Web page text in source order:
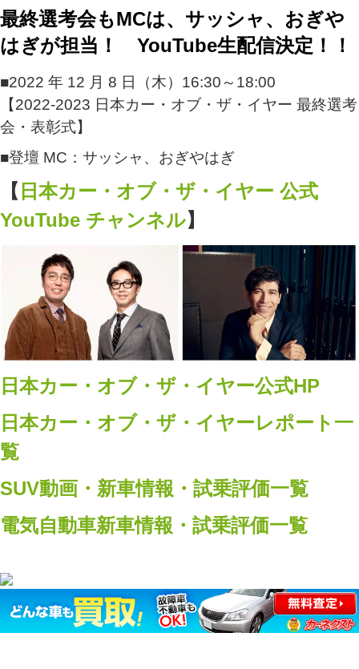
最終選考会もMCは、サッシャ、おぎや
はぎが担当！ YouTube生配信決定！！
■2022 年 12 月 8 日（木）16:30～18:00
【2022-2023 日本カー・オブ・ザ・イヤー 最終選考
会・表彰式】
■登壇 MC：サッシャ、おぎやはぎ
【 日本カー・オブ・ザ・イヤー 公式
YouTube チャンネル】
日本カー・オブ・ザ・イヤー公式HP
日本カー・オブ・ザ・イヤーレポート一
覧
SUV動画・新車情報・試乗評価一覧
電気自動車新車情報・試乗評価一覧